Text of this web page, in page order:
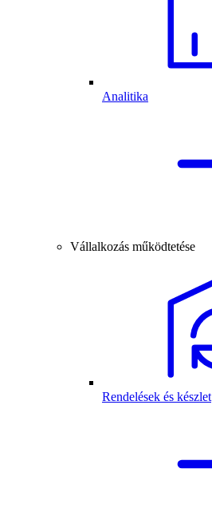
Analitika
Vállalkozás működtetése
Rendelések és készlet